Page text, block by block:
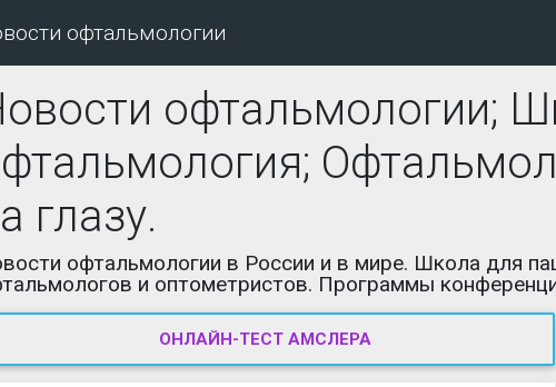
офтальмологии
офтальмологии;
глазу.
офтальмологии в России и в мире. Школа для
и оптометристов. Программы
ОНЛАЙН-ТЕСТ АМСЛЕРА